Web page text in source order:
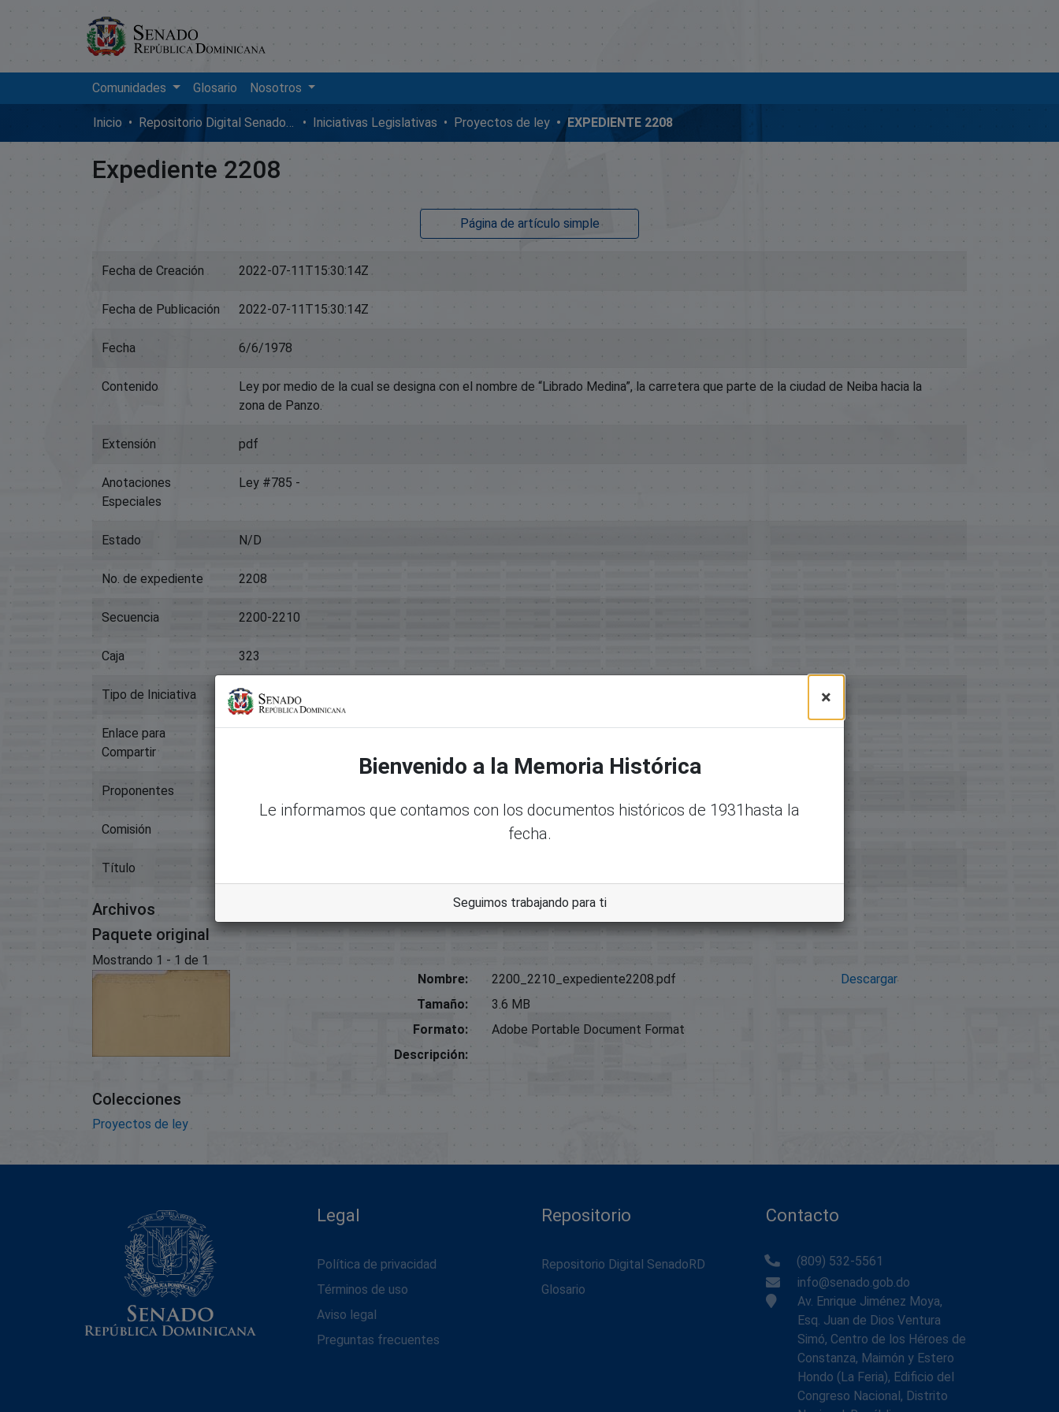
Comunidades Glosario Nosotros
Inicio Repositorio Digital SenadoRD Iniciativas Legislativas Proyectos de ley EXPEDIENTE 2208
Expediente 2208
Página de artículo simple
Fecha de Creación 2022-07-11T15:30:14Z
Fecha de Publicación 2022-07-11T15:30:14Z
Fecha 6/6/1978
Contenido
Ley por medio de la cual se designa con el nombre de “Librado Medina”, la carretera que parte de la ciudad de Neiba hacia la
zona de Panzo.
Extensión pdf
Anotaciones
Especiales
Ley #785 -
Estado N/D
No. de expediente 2208
Secuencia 2200-2210
Caja 323
Tipo de Iniciativa Proyectos de ley
Enlace para
Compartir
https://memoriahistorica.senadord.gob.do/handle/123456789/60514
Proponentes
Comisión
Título
Archivos
Paquete original
Mostrando 1 - 1 de 1
Nombre:
2200_2210_expediente2208.pdf
Tamaño:
3.6 MB
Formato:
Adobe Portable Document Format
Descripción:
Descargar
Colecciones
Proyectos de ley
Legal
Política de privacidad
Términos de uso
Aviso legal
Preguntas frecuentes
Repositorio
Repositorio Digital SenadoRD
Glosario
Contacto
(809) 532-5561
info@senado.gob.do
Av. Enrique Jiménez Moya,
Esq. Juan de Dios Ventura
Simó, Centro de los Héroes de
Constanza, Maimón y Estero
Hondo (La Feria), Edificio del
Congreso Nacional, Distrito
×
Bienvenido a la Memoria Histórica
Le informamos que contamos con los documentos históricos de 1931hasta la
fecha.
Seguimos trabajando para ti